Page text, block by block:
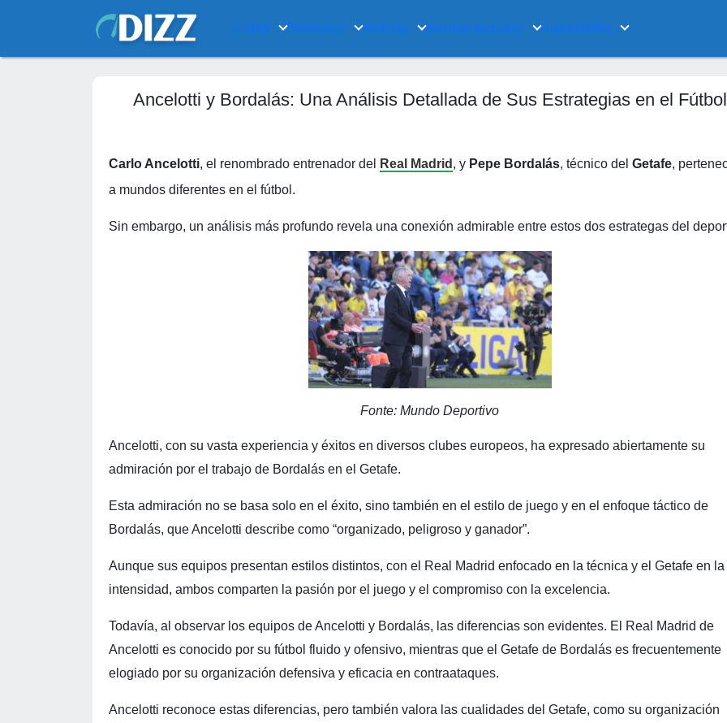
Fútbol Desportes Noticias Asuntos actuales Automóviles
Ancelotti y Bordalás: Una Análisis Detallada de Sus Estrategias en el Fútbol
Carlo Ancelotti, el renombrado entrenador del Real Madrid , y Pepe Bordalás, técnico del Getafe,
a mundos diferentes en el fútbol.
Sin embargo, un análisis más profundo revela una conexión admirable entre estos dos estrategas del
Fonte: Mundo Deportivo
Ancelotti, con su vasta experiencia y éxitos en diversos clubes europeos, ha expresado abiertamente su
admiración por el trabajo de Bordalás en el Getafe.
Esta admiración no se basa solo en el éxito, sino también en el estilo de juego y en el enfoque táctico de
Bordalás, que Ancelotti describe como “organizado, peligroso y ganador”.
Aunque sus equipos presentan estilos distintos, con el Real Madrid enfocado en la técnica y el Getafe en la
intensidad, ambos comparten la pasión por el juego y el compromiso con la excelencia.
Todavía, al observar los equipos de Ancelotti y Bordalás, las diferencias son evidentes. El Real Madrid de
Ancelotti es conocido por su fútbol fluido y ofensivo, mientras que el Getafe de Bordalás es frecuentemente
elogiado por su organización defensiva y eficacia en contraataques.
Ancelotti reconoce estas diferencias, pero también valora las cualidades del Getafe, como su organización